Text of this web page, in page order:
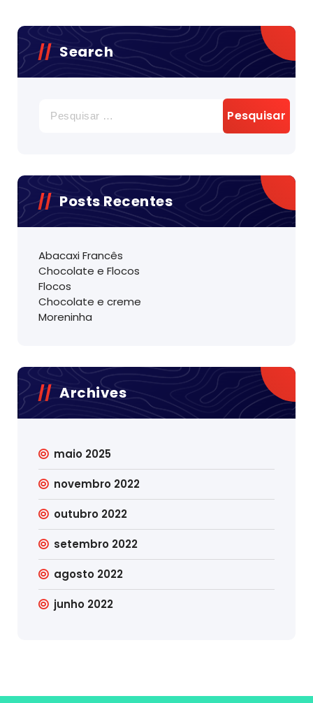
Search
por:
Posts Recentes
Abacaxi Francês
Chocolate e Flocos
Flocos
Chocolate e creme
Moreninha
Archives
maio 2025
novembro 2022
outubro 2022
setembro 2022
agosto 2022
junho 2022